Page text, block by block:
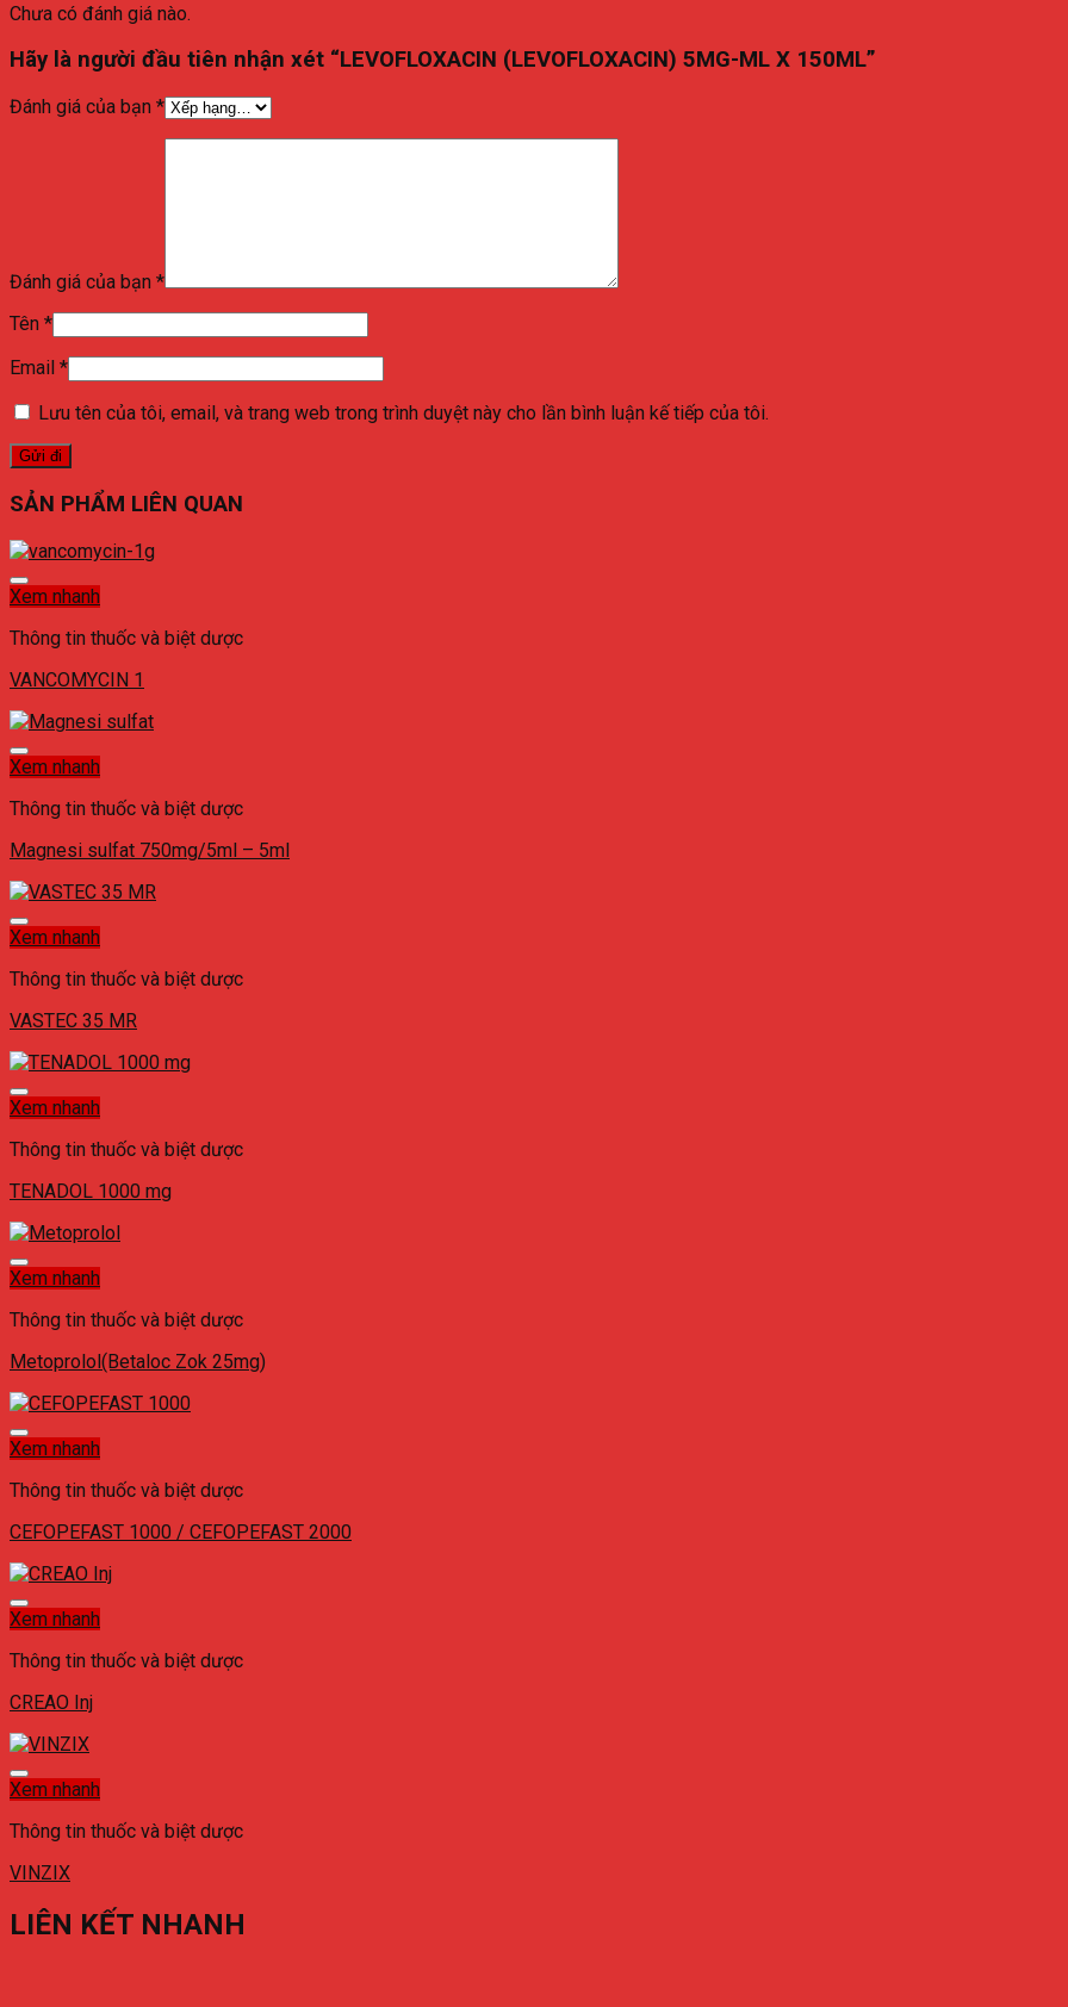
Chưa có đánh giá nào.
Hãy là người đầu tiên nhận xét “LEVOFLOXACIN (LEVOFLOXACIN) 5MG-ML X 150ML”
Đánh giá của bạn *
Đánh giá của bạn *
Tên *
Email *
Lưu tên của tôi, email, và trang web trong trình duyệt này cho lần bình luận kế tiếp của tôi.
SẢN PHẨM LIÊN QUAN
Xem nhanh
Thông tin thuốc và biệt dược
VANCOMYCIN 1
Xem nhanh
Thông tin thuốc và biệt dược
Magnesi sulfat 750mg/5ml – 5ml
Xem nhanh
Thông tin thuốc và biệt dược
VASTEC 35 MR
Xem nhanh
Thông tin thuốc và biệt dược
TENADOL 1000 mg
Xem nhanh
Thông tin thuốc và biệt dược
Metoprolol(Betaloc Zok 25mg)
Xem nhanh
Thông tin thuốc và biệt dược
CEFOPEFAST 1000 / CEFOPEFAST 2000
Xem nhanh
Thông tin thuốc và biệt dược
CREAO Inj
Xem nhanh
Thông tin thuốc và biệt dược
VINZIX
LIÊN KẾT NHANH